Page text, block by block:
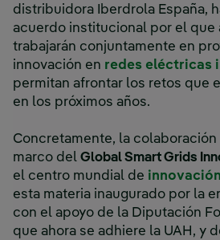
distribuidora Iberdrola España,
acuerdo institucional por el que
trabajarán conjuntamente en
innovación en redes eléctricas
permitan afrontar los retos que
en los próximos años.
Concretamente, la
marco del Global Smart Grids
el centro mundial de innovación
esta materia inaugurado por la
con el apoyo de la Diputación
que ahora se adhiere la UAH, y